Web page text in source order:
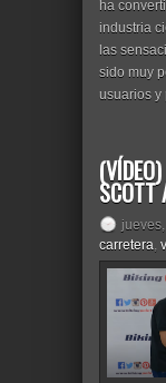
ha
industria
las
sido muy
usuarios y
carretera,